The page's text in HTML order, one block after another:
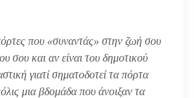
που «συναντάς» στην ζωή σου
σου και αν είναι του δημοτικού
γιατί σηματοδοτεί τα πόρτα
μια βδομάδα που άνοιξαν τα